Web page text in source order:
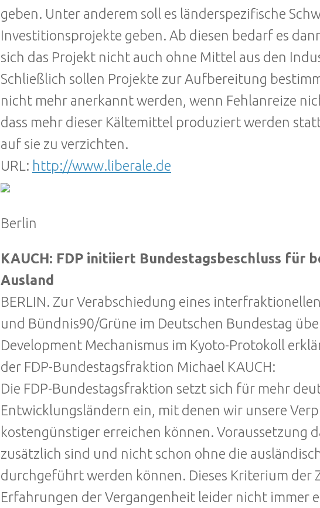
geben. Unter anderem soll es länderspezifische
Investitionsprojekte geben. Ab diesen bedarf es
sich das Projekt nicht auch ohne Mittel aus den
Schließlich sollen Projekte zur Aufbereitung
nicht mehr anerkannt werden, wenn Fehlanreize
dass mehr dieser Kältemittel produziert werden
auf sie zu verzichten.
URL: http://www.liberale.de
Berlin
KAUCH: FDP initiiert Bundestagsbeschluss für
Ausland
BERLIN. Zur Verabschiedung eines interfraktionellen
und Bündnis90/Grüne im Deutschen Bundestag
Development Mechanismus im Kyoto-Protokoll
der FDP-Bundestagsfraktion Michael KAUCH:
Die FDP-Bundestagsfraktion setzt sich für mehr
Entwicklungsländern ein, mit denen wir unsere
kostengünstiger erreichen können. Voraussetzung
zusätzlich sind und nicht schon ohne die
durchgeführt werden können. Dieses Kriterium der
Erfahrungen der Vergangenheit leider nicht immer